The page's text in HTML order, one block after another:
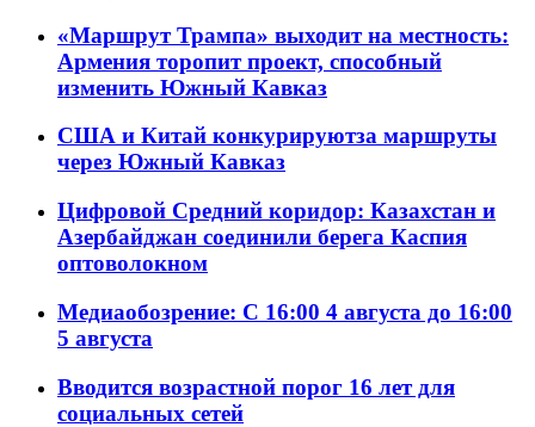
«Маршрут Трампа» выходит на местность:
Армения торопит проект, способный
изменить Южный Кавказ
США и Китай конкурируютза маршруты
через Южный Кавказ
Цифровой Средний коридор: Казахстан и
Азербайджан соединили берега Каспия
оптоволокном
Медиаобозрение: С 16:00 4 августа до 16:00
5 августа
Вводится возрастной порог 16 лет для
социальных сетей